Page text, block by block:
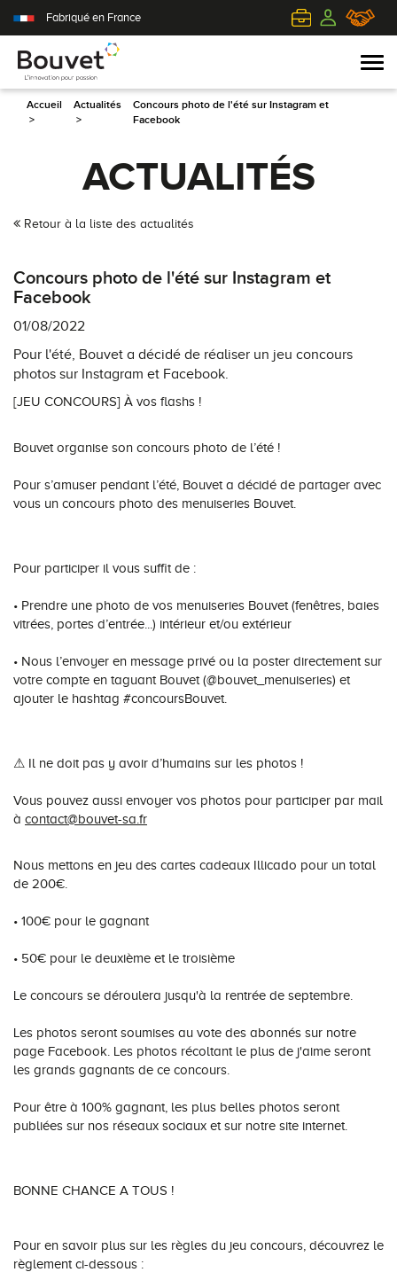
Fabriqué en France
Accueil
>
Actualités
>
Concours photo de l'été sur Instagram et
Facebook
ACTUALITÉS
Retour à la liste des actualités
Concours photo de l'été sur Instagram et
Facebook
01/08/2022
Pour l'été, Bouvet a décidé de réaliser un jeu concours
photos sur Instagram et Facebook.
[JEU CONCOURS] À vos flashs !
Bouvet organise son concours photo de l’été !
Pour s’amuser pendant l’été, Bouvet a décidé de partager avec
vous un concours photo des menuiseries Bouvet.
Pour participer il vous suffit de :
• Prendre une photo de vos menuiseries Bouvet (fenêtres, baies
vitrées, portes d’entrée...) intérieur et/ou extérieur
• Nous l’envoyer en message privé ou la poster directement sur
votre compte en taguant Bouvet (@bouvet_menuiseries) et
ajouter le hashtag #concoursBouvet.
⚠ Il ne doit pas y avoir d’humains sur les photos !
Vous pouvez aussi envoyer vos photos pour participer par mail
à contact@bouvet-sa.fr
Nous mettons en jeu des cartes cadeaux Illicado pour un total
de 200€.
• 100€ pour le gagnant
• 50€ pour le deuxième et le troisième
Le concours se déroulera jusqu'à la rentrée de septembre.
Les photos seront soumises au vote des abonnés sur notre
page Facebook. Les photos récoltant le plus de j'aime seront
les grands gagnants de ce concours.
Pour être à 100% gagnant, les plus belles photos seront
publiées sur nos réseaux sociaux et sur notre site internet.
BONNE CHANCE A TOUS !
Pour en savoir plus sur les règles du jeu concours, découvrez le
règlement ci-dessous :
Bois
Nos portes-fenêtres
Toutes nos fenêtres
Télécharger le catalogue
Tous nos volets
Conseils pour choisir
Demander un devis
Télécharger le catalogue
PVC
Toutes nos portes d'entrée
Contemporaine
Conseils pour choisir
Télécharger le catalogue
L'efficience industrielle
Le respect de l'environnement